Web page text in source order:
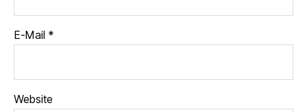
E-Mail *
Website